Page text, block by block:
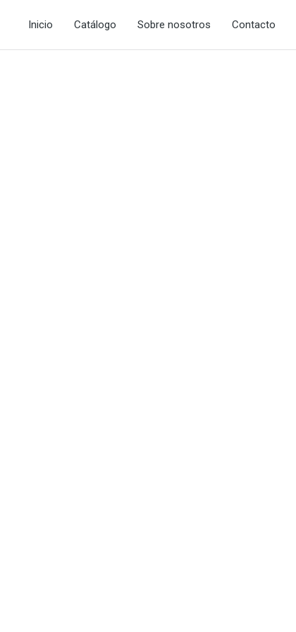
Inicio Catálogo Sobre nosotros Contacto